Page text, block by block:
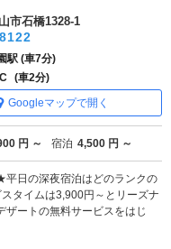
市石橋1328-1
駅 (車7分)
(車2分)
Googleマップで開く
円 ～ 宿泊 4,500 円 ～
日の深夜宿泊はどのランクの
タイムは3,900円～とリーズナ
ートの無料サービスをはじ